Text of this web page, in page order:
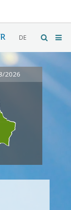
DE
2026